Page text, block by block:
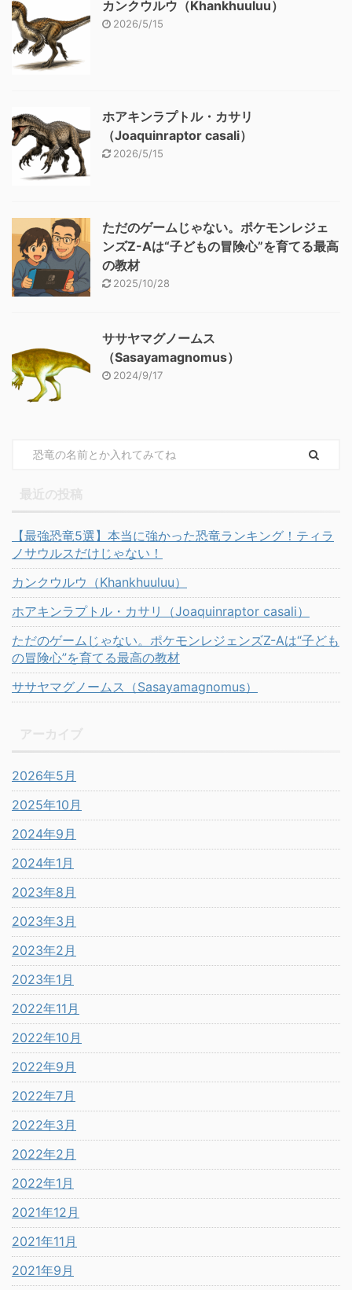
カンクウルウ（Khankhuuluu）
2026/5/15
ホアキンラプトル・カサリ
（Joaquinraptor casali）
2026/5/15
ただのゲームじゃない。ポケモンレジェ
ンズZ-Aは“子どもの冒険心”を育てる最高
の教材
2025/10/28
ササヤマグノームス
（Sasayamagnomus）
2024/9/17
【最強恐竜5選】本当に強かった恐竜ランキング！ティラ
ノサウルスだけじゃない！
カンクウルウ（Khankhuuluu）
ホアキンラプトル・カサリ（Joaquinraptor casali）
ただのゲームじゃない。ポケモンレジェンズZ-Aは“子ども
の冒険心”を育てる最高の教材
ササヤマグノームス（Sasayamagnomus）
2026年5月
2025年10月
2024年9月
2024年1月
2023年8月
2023年3月
2023年2月
2023年1月
2022年11月
2022年10月
2022年9月
2022年7月
2022年3月
2022年2月
2022年1月
2021年12月
2021年11月
2021年9月